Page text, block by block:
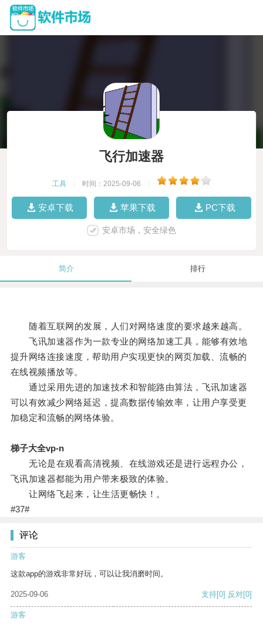
飞行加速器
工具 时间：2025-09-06
安卓下载 苹果下载 PC下载
安卓市场，安全绿色
简介 排行
随着互联网的发展，人们对网络速度的要求越来越高。
飞讯加速器作为一款专业的网络加速工具，能够有效地
提升网络连接速度，帮助用户实现更快的网页加载、流畅的
在线视频播放等。
通过采用先进的加速技术和智能路由算法，飞讯加速器
可以有效减少网络延迟，提高数据传输效率，让用户享受更
加稳定和流畅的网络体验。
梯子大全vp-n
无论是在观看高清视频、在线游戏还是进行远程办公，
飞讯加速器都能为用户带来极致的体验。
让网络飞起来，让生活更畅快！。
#37#
评论
游客
这款app的游戏非常好玩，可以让我消磨时间。
2025-09-06 支持[0] 反对[0]
游客